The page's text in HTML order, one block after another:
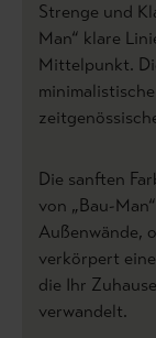
Strenge und
Man“ klare
Mittelpunkt.
Die sanften
von „Bau-
Außenwände,
verkörpert
die Ihr
verwandelt.